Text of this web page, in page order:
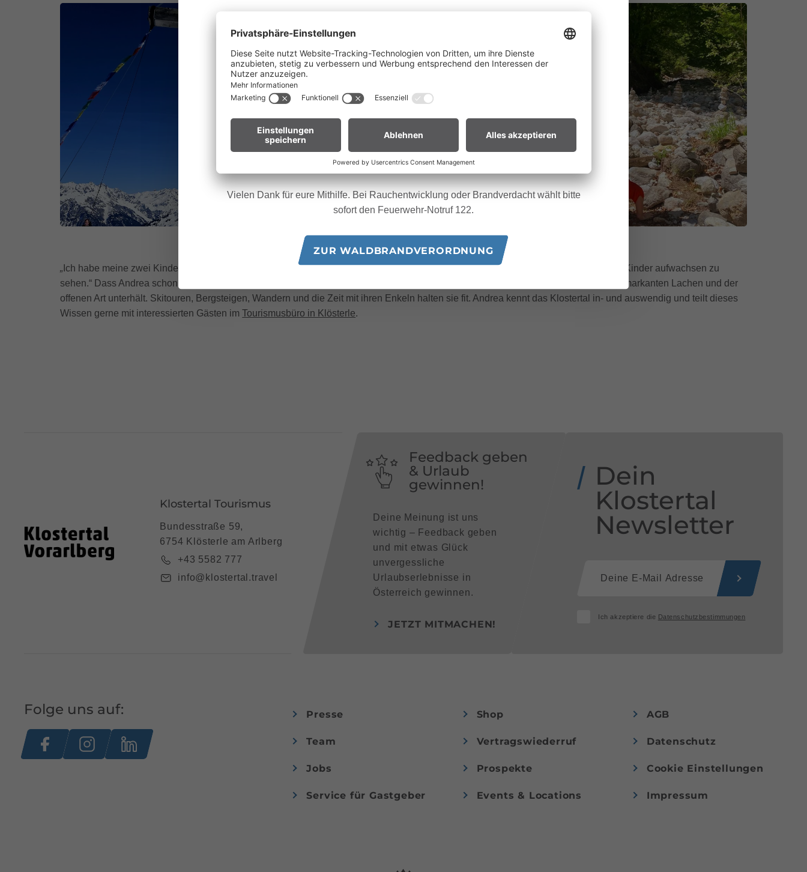
„ Ich habe meine zwei Kinder hier großgezogen, auch meine zwei Enkel leben hier. Ich könnte mir keinen besseren Ort vorstellen, um Kinder aufwachsen zu
sehen.“ Dass Andrea schon Oma ist, ist schwer zu glauben, wenn man sich mit der sportlichen Frau mit den schwarzen Haaren, dem markanten Lachen und der
offenen Art unterhält. Skitouren, Bergsteigen, Wandern und die Zeit mit ihren Enkeln halten sie fit. Andrea kennt das Klostertal in- und auswendig und teilt dieses
Wissen gerne mit interessierten Gästen imTourismusbüro in Klösterle.
Folge uns auf:
Feedback geben
& Urlaub
gewinnen!
Deine Meinung ist uns
wichtig – Feedback geben
und mit etwas Glück
unvergessliche
Urlaubserlebnisse in
Österreich gewinnen.
JETZT MITMACHEN!
Dein
Klostertal
Newsletter
Ich akzeptiere die Datenschutzbestimmungen
Klostertal Tourismus
Bundesstraße 59,
6754 Klösterle am Arlberg
+43 5582 777
info@klostertal.travel
Presse
Team
Jobs
Service für Gastgeber
Shop
Vertragswiederruf
Prospekte
Events & Locations
AGB
Datenschutz
Cookie Einstellungen
Impressum
aufgrund der anhaltenden Trockenheit gilt in
Waldbrandverordnung
Waldnähe und in Uferzonen streng verboten.
Wir bitten euch um erhöhte Aufmerksamkeit und einen besonders rücksichtsvollen
Umgang mit der Natur.
Hinweis für Biker:innen:
Gras. Heiße Bremsscheiben können trockenes Gras entzünden.
Vielen Dank für eure Mithilfe. Bei Rauchentwicklung oder Brandverdacht wählt bitte
sofort den Feuerwehr-Notruf 122.
ZUR WALDBRANDVERORDNUNG